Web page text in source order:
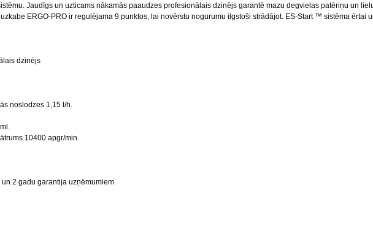
5 gadu garantija
Jaudīgs un uzticams nākamās paaudzes profesionālais dzinējs garantē mazu degvielas patēriņu un
ERGO-PRO ir regulējama 9 punktos, lai novērstu nogurumu ilgstoši strādājot. ES-Start ™ sistēma ērtai
dzinējs
noslodzes 1,15 l/h.
10400 apgr/min.
2 gadu garantija uzņēmumiem